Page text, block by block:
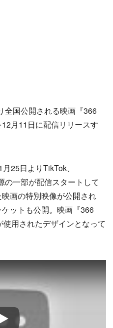
国公開される映画『366
月11日に配信リリースす
25日よりTikTok、
の一部が配信スタートして
画の特別映像が公開され
ットも公開。映画『366
使用されたデザインとなって
Play